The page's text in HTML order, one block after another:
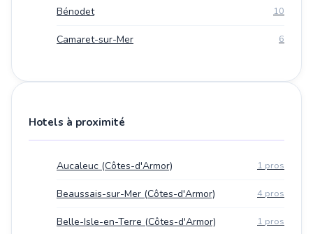
Bénodet 10
Camaret-sur-Mer 6
Hotels à proximité
Aucaleuc (Côtes-d'Armor) 1 pros
Beaussais-sur-Mer (Côtes-d'Armor) 4 pros
Belle-Isle-en-Terre (Côtes-d'Armor) 1 pros